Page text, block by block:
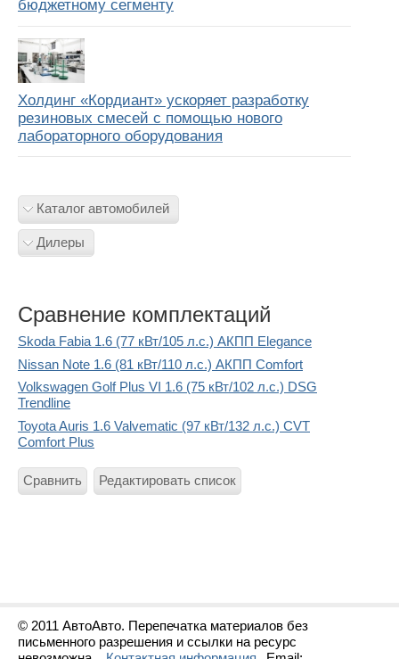
бюджетному сегменту
Холдинг «Кордиант» ускоряет разработку
резиновых смесей с помощью нового
лабораторного оборудования
Каталог автомобилей
Дилеры
Сравнение комплектаций
Skoda Fabia 1.6 (77 кВт/105 л.с.) АКПП Elegance
Nissan Note 1.6 (81 кВт/110 л.с.) АКПП Comfort
Volkswagen Golf Plus VI 1.6 (75 кВт/102 л.с.) DSG
Trendline
Toyota Auris 1.6 Valvematic (97 кВт/132 л.с.) CVT
Comfort Plus
Сравнить Редактировать список
© 2011 АвтоАвто. Перепечатка материалов без
письменного разрешения и ссылки на ресурс